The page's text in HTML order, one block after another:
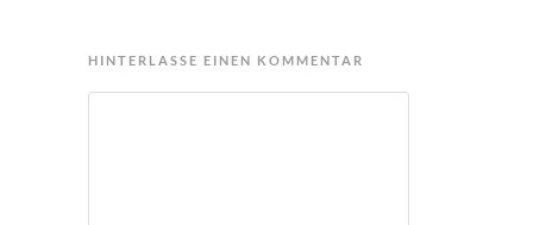
HINTERLASSE EINEN KOMMENTAR